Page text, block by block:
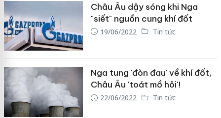
Châu Âu dậy sóng khi Nga
"siết" nguồn cung khí đốt
19/06/2022 Tin tức
Nga tung 'đòn đau' về khí đốt,
Châu Âu 'toát mồ hôi'!
22/06/2022 Tin tức